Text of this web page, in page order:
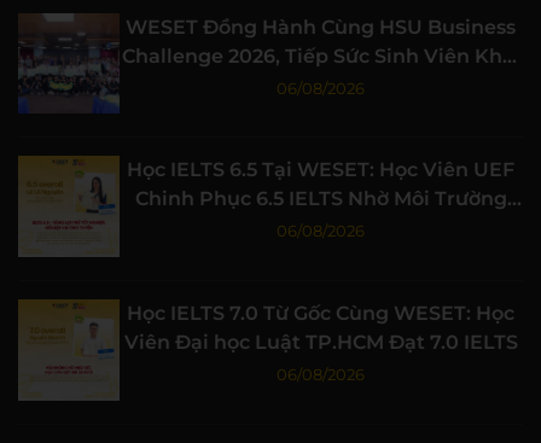
WESET Đồng Hành Cùng HSU Business
Challenge 2026, Tiếp Sức Sinh Viên Khởi
Nghiệp
06/08/2026
Học IELTS 6.5 Tại WESET: Học Viên UEF
Chinh Phục 6.5 IELTS Nhờ Môi Trường
Học Tập Chất Lượng
06/08/2026
Học IELTS 7.0 Từ Gốc Cùng WESET: Học
Viên Đại học Luật TP.HCM Đạt 7.0 IELTS
06/08/2026